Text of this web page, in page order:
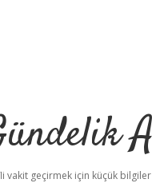
vakit geçirmek için küçük